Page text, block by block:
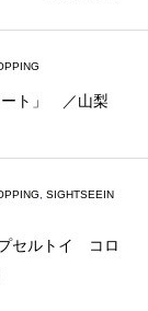
ート」 ／山梨
SIGHTSEEIN
セルトイ コロ